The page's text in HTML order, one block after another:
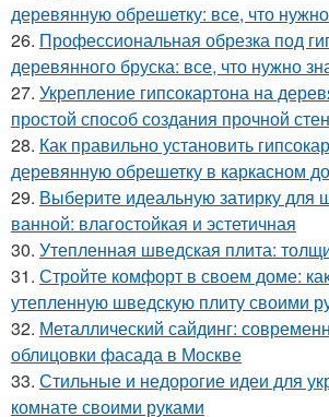
деревянную обрешетку: все, что
26. Профессиональная обрезка под
деревянного бруска: все, что нужно
27. Укрепление гипсокартона на
простой способ создания прочной
28. Как правильно установить
деревянную обрешетку в каркасном
29. Выберите идеальную затирку для
ванной: влагостойкая и эстетичная
30. Утепленная шведская плита:
31. Стройте комфорт в своем доме:
утепленную шведскую плиту своими
32. Металлический сайдинг:
облицовки фасада в Москве
33. Стильные и недорогие идеи для
комнате своими руками